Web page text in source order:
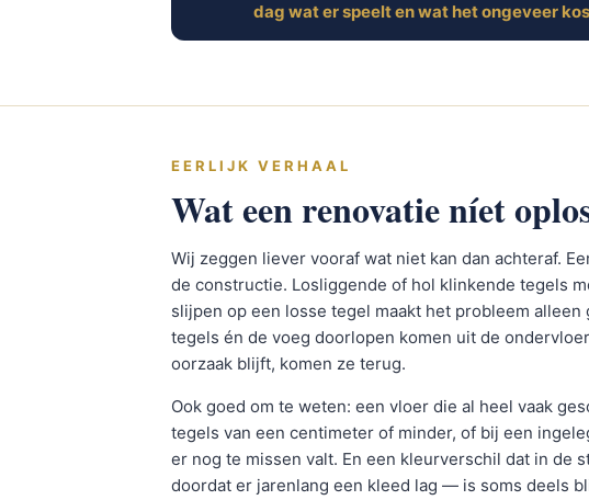
dag wat er speelt en wat het ongeveer
EERLIJK VERHAAL
Wat een renovatie níet
Wij zeggen liever vooraf wat niet kan dan achteraf.
de constructie. Losliggende of hol klinkende tegels
slijpen op een losse tegel maakt het probleem
tegels én de voeg doorlopen komen uit de
oorzaak blijft, komen ze terug.
Ook goed om te weten: een vloer die al heel vaak
tegels van een centimeter of minder, of bij een
er nog te missen valt. En een kleurverschil dat in
doordat er jarenlang een kleed lag — is soms deels